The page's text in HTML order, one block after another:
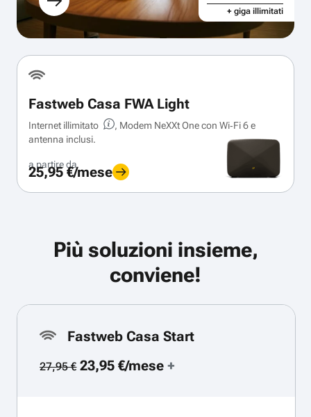
+ giga illimitati
Fastweb Casa FWA Light
Internet illimitato
, Modem NeXXt One con Wi‑Fi 6 e
antenna inclusi.
a partire da
25,95 €/mese
Più soluzioni insieme,
conviene!
Fastweb Casa Start
27,95 €23,95 €/mese+